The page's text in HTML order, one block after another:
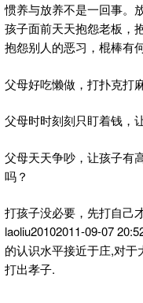
惯养与放养不是一回事。
孩子面前天天抱怨老板，
抱怨别人的恶习，棍棒有
父母好吃懒做，打扑克打
父母时时刻刻只盯着钱，
父母天天争吵，让孩子有
吗？
打孩子没必要，先打自己
laoliu20102011-09-07
的认识水平接近于庄,对
打出孝子.